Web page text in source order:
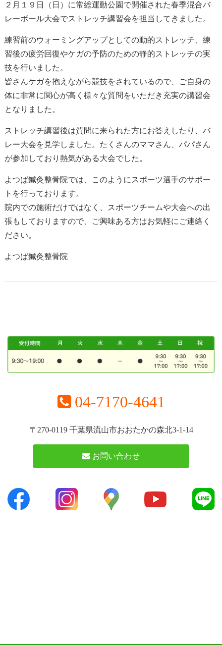
２月１９日（日）に常総運動公園で開催された春季混合バ
レーボール大会でストレッチ講習会を担当してきました。
練習前のウォーミングアップとしての動的ストレッチ、練
習後の疲労回復やケガの予防のための静的ストレッチの実
技を行いました。
皆さんケガを抱えながら競技をされているので、ご自身の
体に非常に関心が高く様々な質問をいただき充実の講習会
となりました。
ストレッチ講習後は質問に来られた方にお答えしたり、バ
レー大会を見学しました。たくさんのママさん、パパさん
が参加しており熱気がある大会でした。
よつば鍼灸整骨院では、このようにスポーツ選手のサポー
トを行っております。
院内での施術だけではなく、スポーツチームや大会への出
張もしておりますので、ご興味ある方はお気軽にご連絡く
ださい。
よつば鍼灸整骨院
04-7170-4641
〒270-0119 千葉県流山市おおたかの森北3-1-14
お問い合わせ